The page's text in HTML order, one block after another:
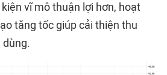
vĩ mô thuận lợi hơn, hoạt
tăng tốc giúp cải thiện thu
dùng.